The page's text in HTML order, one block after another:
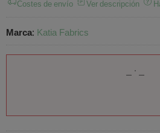
Costes de envío Ver descripción
Marca: Katia Fabrics